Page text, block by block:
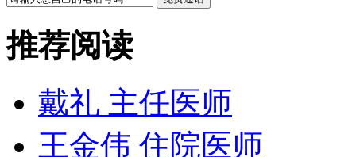
推荐阅读
戴礼 主任医师
王金伟 住院医师